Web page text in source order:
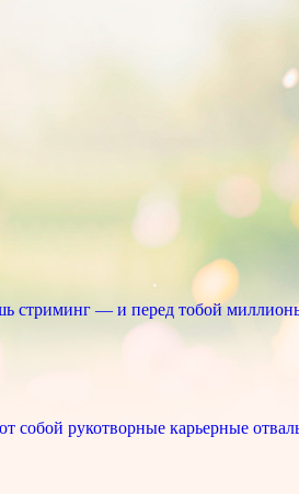
стриминг — и перед тобой
собой рукотворные карьерные